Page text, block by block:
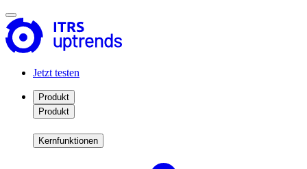
Jetzt testen
Produkt
Produkt
Kernfunktionen